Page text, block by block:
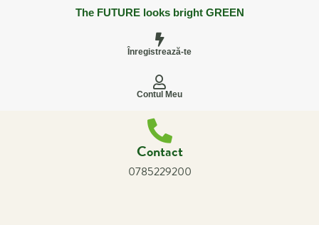
The FUTURE looks bright GREEN
Înregistrează-te
Contul Meu
Contact
0785229200